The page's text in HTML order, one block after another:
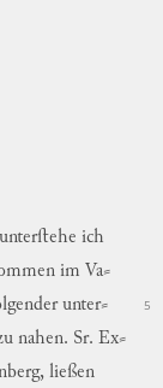
unterſtehe ich
im Va⸗
unter⸗ 5
nahen. Sr. Ex⸗
ließen